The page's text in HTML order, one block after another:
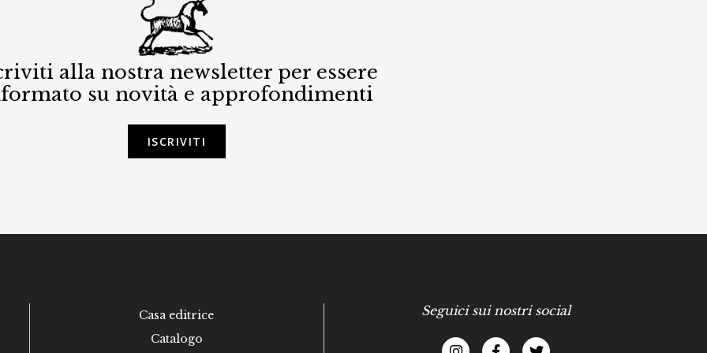
alla nostra newsletter per essere
su novità e approfondimenti
ISCRIVITI
Casa editrice
Catalogo
Seguici sui nostri social